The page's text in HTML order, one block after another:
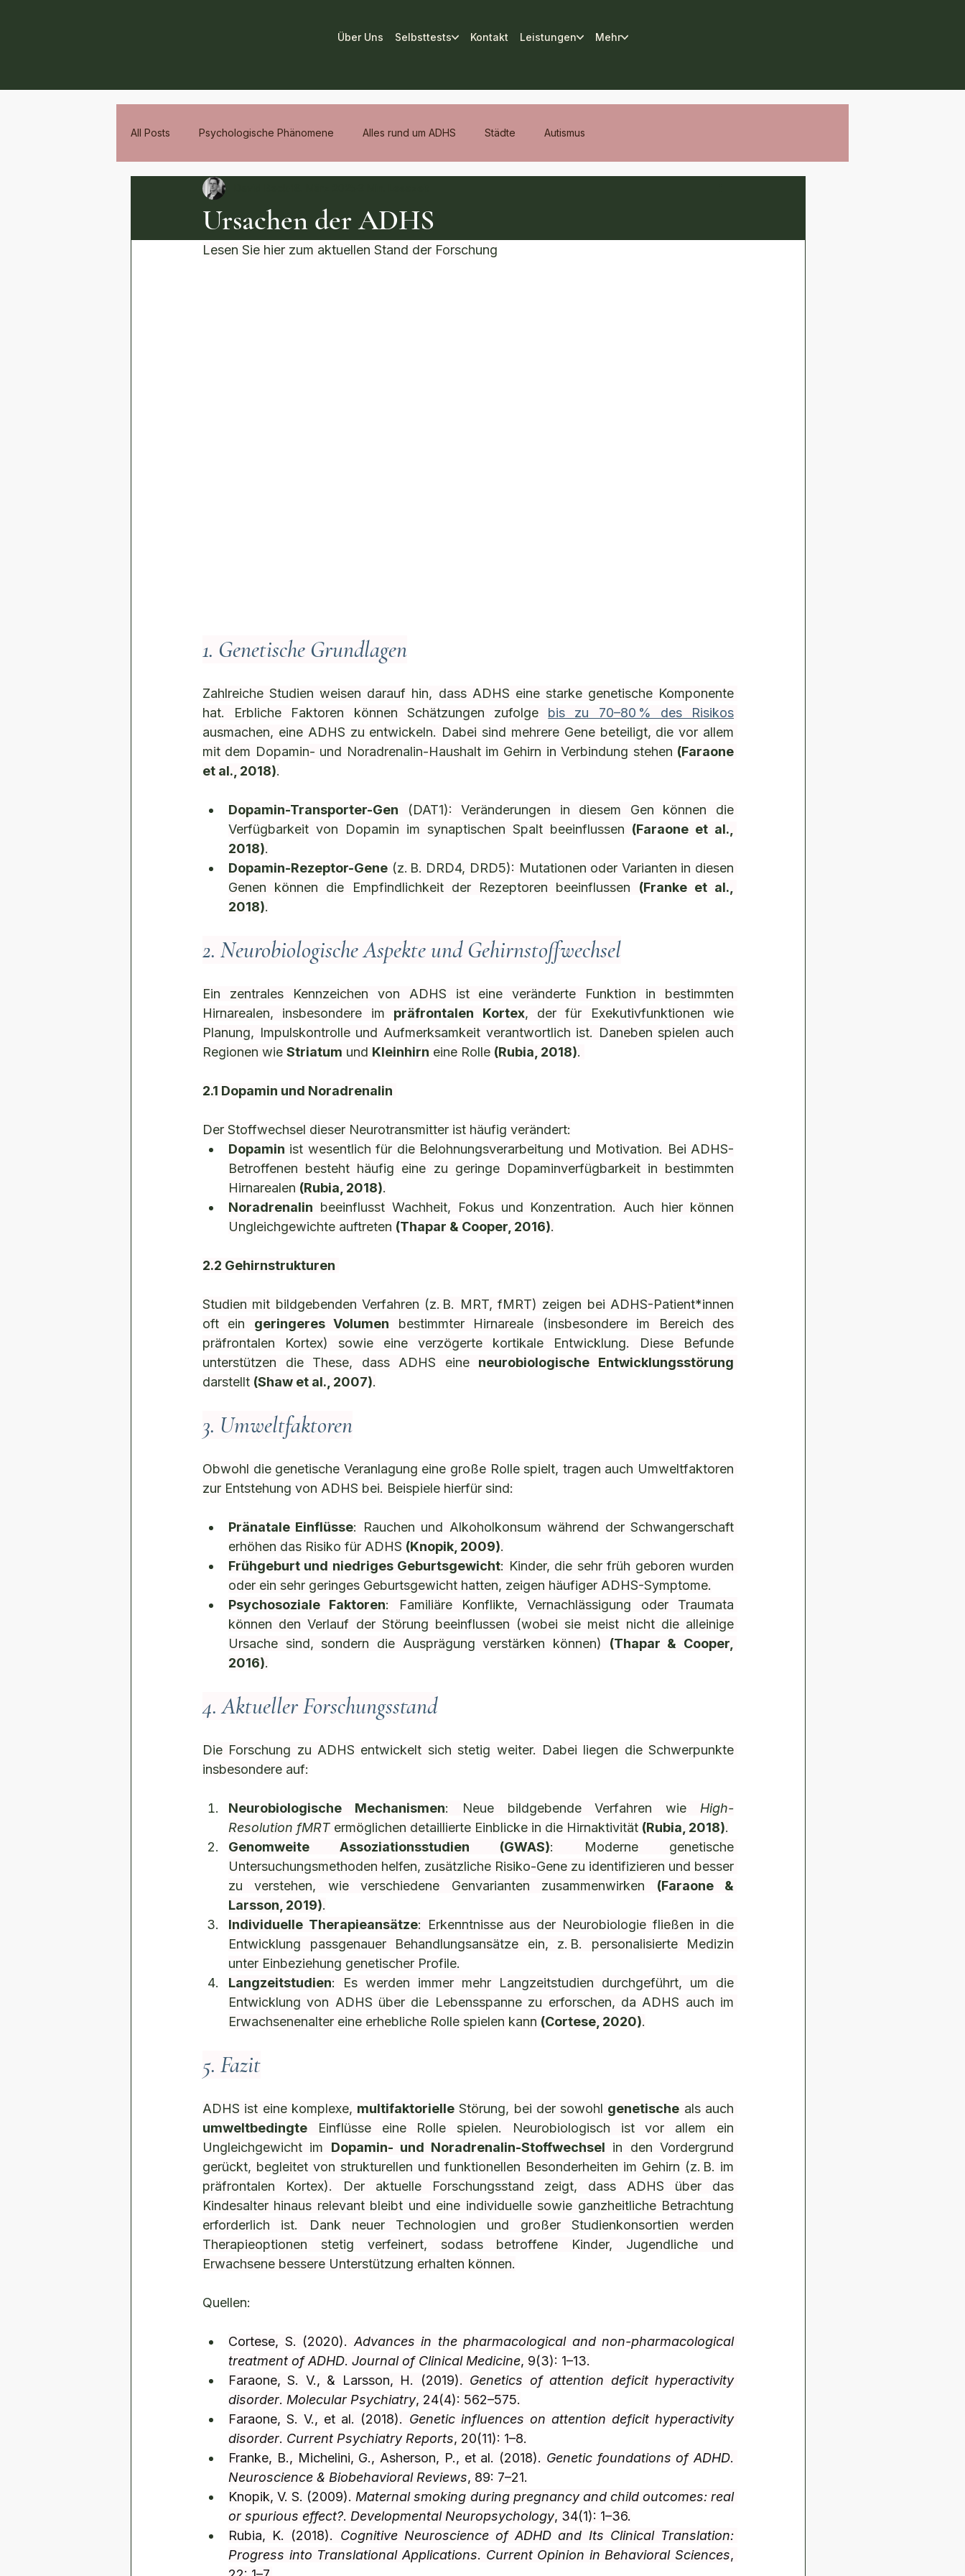
Über Uns Selbsttests Kontakt Leistungen Mehr
All Posts Psychologische Phänomene Alles rund um ADHS Städte Autismus
Ursachen der ADHS
Lesen Sie hier zum aktuellen Stand der Forschung
1. Genetische Grundlagen
Zahlreiche Studien weisen darauf hin, dass ADHS eine starke genetische Komponente
hat. Erbliche Faktoren können Schätzungen zufolge bis zu 70–80 % des Risikos
ausmachen, eine ADHS zu entwickeln. Dabei sind mehrere Gene beteiligt, die vor allem
mit dem Dopamin- und Noradrenalin-Haushalt im Gehirn in Verbindung stehen (Faraone
et al., 2018).
Dopamin-Transporter-Gen (DAT1): Veränderungen in diesem Gen können die
Verfügbarkeit von Dopamin im synaptischen Spalt beeinflussen (Faraone et al.,
2018).
Dopamin-Rezeptor-Gene (z. B. DRD4, DRD5): Mutationen oder Varianten in diesen
Genen können die Empfindlichkeit der Rezeptoren beeinflussen (Franke et al.,
2018).
2. Neurobiologische Aspekte und Gehirnstoffwechsel
Ein zentrales Kennzeichen von ADHS ist eine veränderte Funktion in bestimmten
Hirnarealen, insbesondere im präfrontalen Kortex, der für Exekutivfunktionen wie
Planung, Impulskontrolle und Aufmerksamkeit verantwortlich ist. Daneben spielen auch
Regionen wie Striatum und Kleinhirn eine Rolle (Rubia, 2018).
2.1 Dopamin und Noradrenalin
Der Stoffwechsel dieser Neurotransmitter ist häufig verändert:
Dopamin ist wesentlich für die Belohnungsverarbeitung und Motivation. Bei ADHS-
Betroffenen besteht häufig eine zu geringe Dopaminverfügbarkeit in bestimmten
Hirnarealen (Rubia, 2018).
Noradrenalin beeinflusst Wachheit, Fokus und Konzentration. Auch hier können
Ungleichgewichte auftreten (Thapar & Cooper, 2016).
2.2 Gehirnstrukturen
Studien mit bildgebenden Verfahren (z. B. MRT, fMRT) zeigen bei ADHS-Patient*innen
oft ein geringeres Volumen bestimmter Hirnareale (insbesondere im Bereich des
präfrontalen Kortex) sowie eine verzögerte kortikale Entwicklung. Diese Befunde
unterstützen die These, dass ADHS eine neurobiologische Entwicklungsstörung
darstellt (Shaw et al., 2007).
3. Umweltfaktoren
Obwohl die genetische Veranlagung eine große Rolle spielt, tragen auch Umweltfaktoren
zur Entstehung von ADHS bei. Beispiele hierfür sind:
Pränatale Einflüsse: Rauchen und Alkoholkonsum während der Schwangerschaft
erhöhen das Risiko für ADHS (Knopik, 2009).
Frühgeburt und niedriges Geburtsgewicht: Kinder, die sehr früh geboren wurden
oder ein sehr geringes Geburtsgewicht hatten, zeigen häufiger ADHS-Symptome.
Psychosoziale Faktoren: Familiäre Konflikte, Vernachlässigung oder Traumata
können den Verlauf der Störung beeinflussen (wobei sie meist nicht die alleinige
Ursache sind, sondern die Ausprägung verstärken können) (Thapar & Cooper,
2016).
4. Aktueller Forschungsstand
Die Forschung zu ADHS entwickelt sich stetig weiter. Dabei liegen die Schwerpunkte
insbesondere auf:
Neurobiologische Mechanismen: Neue bildgebende Verfahren wie High-
Resolution fMRT ermöglichen detaillierte Einblicke in die Hirnaktivität (Rubia, 2018).
Genomweite Assoziationsstudien (GWAS): Moderne genetische
Untersuchungsmethoden helfen, zusätzliche Risiko-Gene zu identifizieren und besser
zu verstehen, wie verschiedene Genvarianten zusammenwirken (Faraone &
Larsson, 2019).
Individuelle Therapieansätze: Erkenntnisse aus der Neurobiologie fließen in die
Entwicklung passgenauer Behandlungsansätze ein, z. B. personalisierte Medizin
unter Einbeziehung genetischer Profile.
Langzeitstudien: Es werden immer mehr Langzeitstudien durchgeführt, um die
Entwicklung von ADHS über die Lebensspanne zu erforschen, da ADHS auch im
Erwachsenenalter eine erhebliche Rolle spielen kann (Cortese, 2020).
5. Fazit
ADHS ist eine komplexe, multifaktorielle Störung, bei der sowohl genetische
umweltbedingte Einflüsse eine Rolle spielen. Neurobiologisch ist vor allem ein
Ungleichgewicht im Dopamin- und Noradrenalin-Stoffwechsel in den Vordergrund
gerückt, begleitet von strukturellen und funktionellen Besonderheiten im Gehirn (z. B. im
präfrontalen Kortex). Der aktuelle Forschungsstand zeigt, dass ADHS über das
Kindesalter hinaus relevant bleibt und eine individuelle sowie ganzheitliche Betrachtung
erforderlich ist. Dank neuer Technologien und großer Studienkonsortien werden
Therapieoptionen stetig verfeinert, sodass betroffene Kinder, Jugendliche und
Erwachsene bessere Unterstützung erhalten können.
Quellen:
Cortese, S. (2020). Advances in the pharmacological and non-pharmacological
treatment of ADHD. Journal of Clinical Medicine, 9(3): 1–13.
Faraone, S. V., & Larsson, H. (2019). Genetics of attention deficit hyperactivity
disorder. Molecular Psychiatry, 24(4): 562–575.
Faraone, S. V., et al. (2018). Genetic influences on attention deficit hyperactivity
disorder. Current Psychiatry Reports, 20(11): 1–8.
Franke, B., Michelini, G., Asherson, P., et al. (2018). Genetic foundations of ADHD
Neuroscience & Biobehavioral Reviews, 89: 7–21.
Knopik, V. S. (2009). Maternal smoking during pregnancy and child outcomes: real
or spurious effect?. Developmental Neuropsychology, 34(1): 1–36.
Rubia, K. (2018). Cognitive Neuroscience of ADHD and Its Clinical Translation:
Progress into Translational Applications. Current Opinion in Behavioral Sciences,